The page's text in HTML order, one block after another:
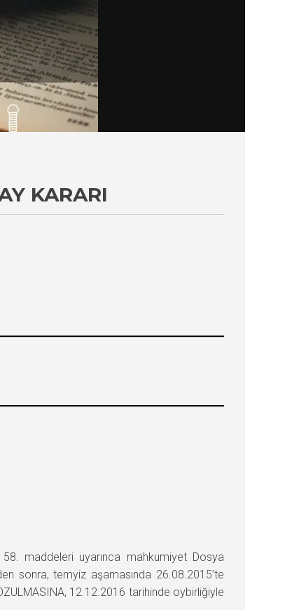
KARARI
maddeleri uyarınca mahkumiyet Dosya
sonra, temyiz aşamasında 26.08.2015’te
12.12.2016 tarihinde oybirliğiyle